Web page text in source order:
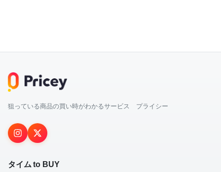
狙っている商品の買い時がわかるサービス プライシー
タイム to BUY